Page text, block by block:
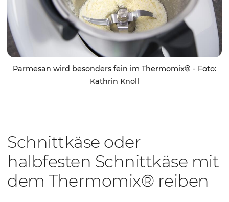
Parmesan wird besonders fein im Thermomix® - Foto:
Kathrin Knoll
Schnittkäse oder
halbfesten Schnittkäse mit
dem Thermomix® reiben